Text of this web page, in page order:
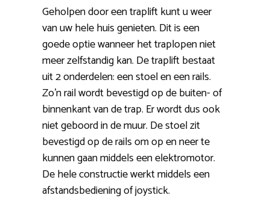
Geholpen door een traplift kunt u weer
van uw hele huis genieten. Dit is een
goede optie wanneer het traplopen niet
meer zelfstandig kan. De traplift bestaat
uit 2 onderdelen: een stoel en een rails.
Zo’n rail wordt bevestigd op de buiten- of
binnenkant van de trap. Er wordt dus ook
niet geboord in de muur. De stoel zit
bevestigd op de rails om op en neer te
kunnen gaan middels een elektromotor.
De hele constructie werkt middels een
afstandsbediening of joystick.